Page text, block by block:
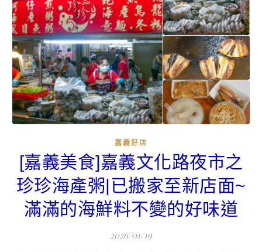
嘉義好店
[嘉義美食]嘉義文化路夜市之
珍珍海產粥|已搬家至新店面~
滿滿的海鮮料不變的好味道
2026/01/19